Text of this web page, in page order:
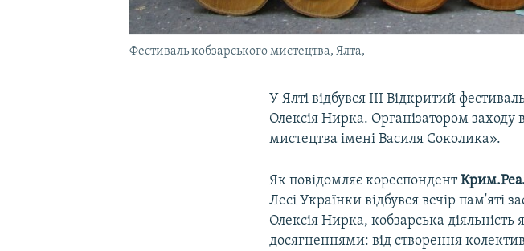
Фестиваль кобзарського мистецтва, Ялта,
У Ялті відбувся III Відкритий
Олексія Нирка. Організатором
мистецтва імені Василя Соколика».
Як повідомляє кореспондент
Лесі Українки відбувся вечір пам'яті
Олексія Нирка, кобзарська
досягненнями: від створення